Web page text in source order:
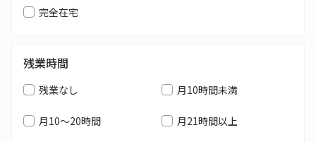
完全在宅
残業時間
残業なし 月10時間未満
月10～20時間 月21時間以上